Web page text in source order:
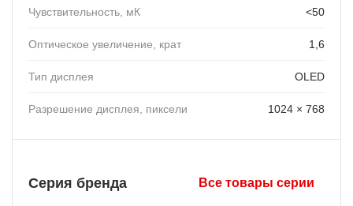
Чувствительность, мК <50
Оптическое увеличение, крат 1,6
Тип дисплея OLED
Разрешение дисплея, пиксели 1024 × 768
Серия бренда Все товары серии